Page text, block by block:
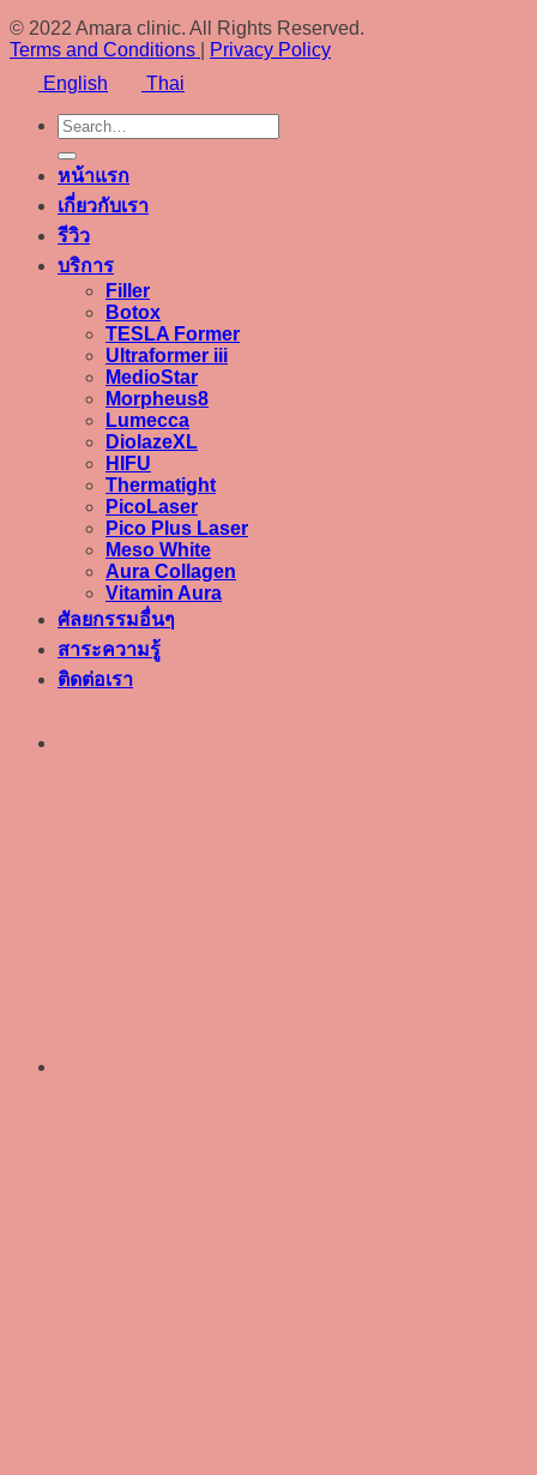
© 2022 Amara clinic. All Rights Reserved.
Terms and Conditions
Privacy Policy
English
Thai
หน้าแรก
เกี่ยวกับเรา
รีวิว
บริการ
Filler
Botox
TESLA Former
Ultraformer iii
MedioStar
Morpheus8
Lumecca
DiolazeXL
HIFU
Thermatight
PicoLaser
Pico Plus Laser
Meso White
Aura Collagen
Vitamin Aura
ศัลยกรรมอื่นๆ
สาระความรู้
ติดต่อเรา